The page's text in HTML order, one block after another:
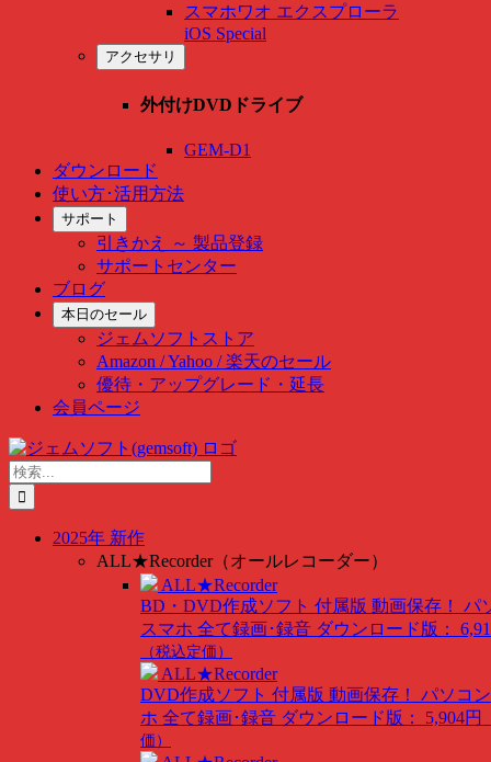
スマホワオ エクスプローラ
iOS Special
アクセサリ
外付けDVDドライブ
GEM-D1
ダウンロード
使い方･活用方法
サポート
引きかえ ～ 製品登録
サポートセンター
ブログ
本日のセール
ジェムソフトストア
Amazon / Yahoo / 楽天のセール
優待・アップグレード・延長
会員ページ
Skip
to
content
検
索
…
2025年 新作
ALL★Recorder（オールレコーダー）
ALL★Recorder
BD・DVD作成ソフト 付属版 動画保存！ パ
スマホ 全て録画･録音 ダウンロード版：
（税込定価）
ALL★Recorder
DVD作成ソフト 付属版 動画保存！ パソコ
ホ 全て録画･録音 ダウンロード版： 5,904円
価）